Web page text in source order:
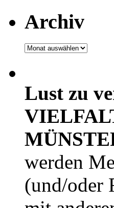
Archiv
Archiv
Lust zu
werden
(und/oder